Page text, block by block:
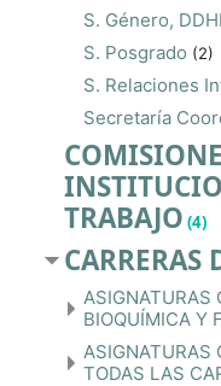
S. Género,
S. Posgrado (2)
S. Relaciones
Secretaría
TRABAJO (4)
CARRERAS
ASIGNATURAS
BIOQUÍMICA Y
ASIGNATURAS
TODAS LAS